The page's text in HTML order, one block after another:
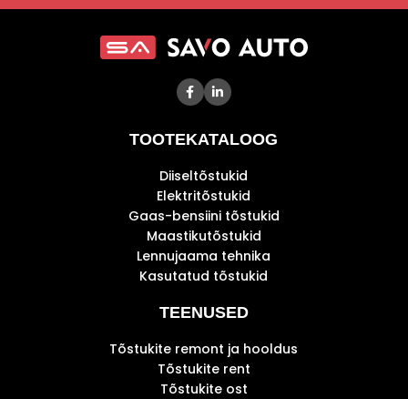
TOOTEKATALOOG
Diiseltõstukid
Elektritõstukid
Gaas-bensiini tõstukid
Maastikutõstukid
Lennujaama tehnika
Kasutatud tõstukid
TEENUSED
Tõstukite remont ja hooldus
Tõstukite rent
Tõstukite ost